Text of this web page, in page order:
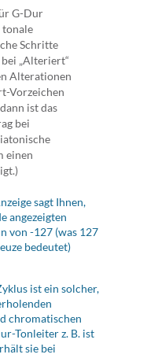
G-Dur
tonale
Schritte
„Alteriert“
Alterationen
Vorzeichen
ist das
bei
einen
sagt Ihnen,
angezeigten
von -127 (was 127
bedeutet)
ist ein solcher,
chromatischen
Tonleiter z. B. ist
sie bei